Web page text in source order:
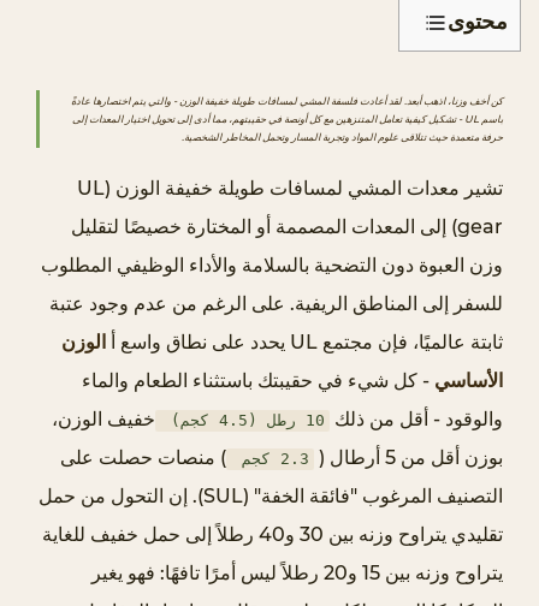
محتوى
1
ل
س
ف
ة
L
أ
ك
ن
م
ج
كن أخف وزنا، اذهب أبعد. لقد أعادت فلسفة المشي لمسافات طويلة خفيفة الوزن - والتي يتم اختصارها عادةً
باسم UL - تشكيل كيفية تعامل المتنزهين مع كل أونصة في حقيبتهم، مما أدى إلى تحويل اختيار المعدات إلى
حرفة متعمدة حيث تتلاقى علوم المواد وتجربة المسار وتحمل المخاطر الشخصية.
تشير معدات المشي لمسافات طويلة خفيفة الوزن (UL
gear) إلى المعدات المصممة أو المختارة خصيصًا لتقليل
وزن العبوة دون التضحية بالسلامة والأداء الوظيفي المطلوب
للسفر إلى المناطق الريفية. على الرغم من عدم وجود عتبة
ثابتة عالميًا، فإن مجتمع UL يحدد على نطاق واسع أ
الوزن
الأساسي - كل شيء في حقيبتك باستثناء الطعام والماء
والوقود - أقل من ذلك
10 رطل (4.5 كجم)
خفيف الوزن،
بوزن أقل من 5 أرطال (
2.3 كجم
) منصات حصلت على
التصنيف المرغوب "فائقة الخفة" (SUL). إن التحول من حمل
تقليدي يتراوح وزنه بين 30 و40 رطلاً إلى حمل خفيف للغاية
يتراوح وزنه بين 15 و20 رطلاً ليس أمرًا تافهًا: فهو يغير